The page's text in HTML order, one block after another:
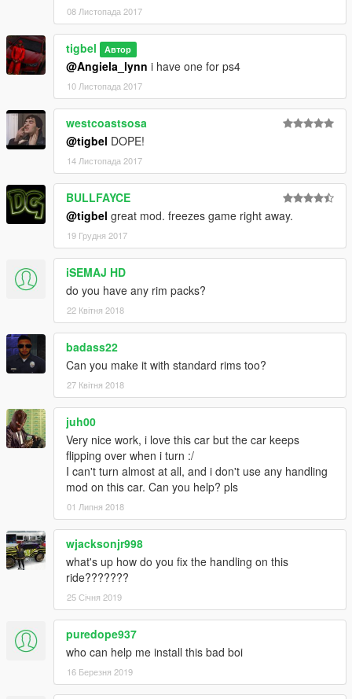
08 Листопада 2017
tigbel Автор
@Angiela_lynn i have one for ps4
10 Листопада 2017
westcoastsosa
@tigbel DOPE!
14 Листопада 2017
BULLFAYCE
@tigbel great mod. freezes game right away.
19 Грудня 2017
iSEMAJ HD
do you have any rim packs?
22 Квітня 2018
badass22
Can you make it with standard rims too?
27 Квітня 2018
juh00
Very nice work, i love this car but the car keeps
flipping over when i turn :/
I can't turn almost at all, and i don't use any handling
mod on this car. Can you help? pls
01 Липня 2018
wjacksonjr998
what's up how do you fix the handling on this
ride???????
25 Січня 2019
puredope937
who can help me install this bad boi
16 Березня 2019